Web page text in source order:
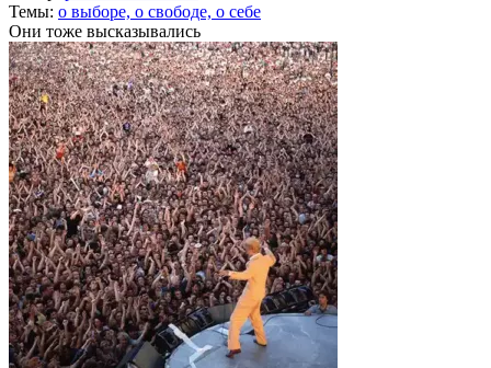
Темы: о выборе, о свободе, о себе
Они тоже высказывались